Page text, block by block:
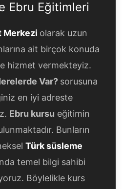
Ebru Eğitimleri
Merkezi olarak uzun
ait birçok konuda
hizmet vermekteyiz.
Var? sorusuna
en iyi adreste
Ebru kursu eğitimin
Bunların
Türk süsleme
temel bilgi sahibi
Böylelikle kurs